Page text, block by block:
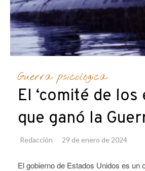
Guerra psicológica
El ‘comité de los
que ganó la
Redacción 29 de enero de 2024
El gobierno de Estados Unidos es un